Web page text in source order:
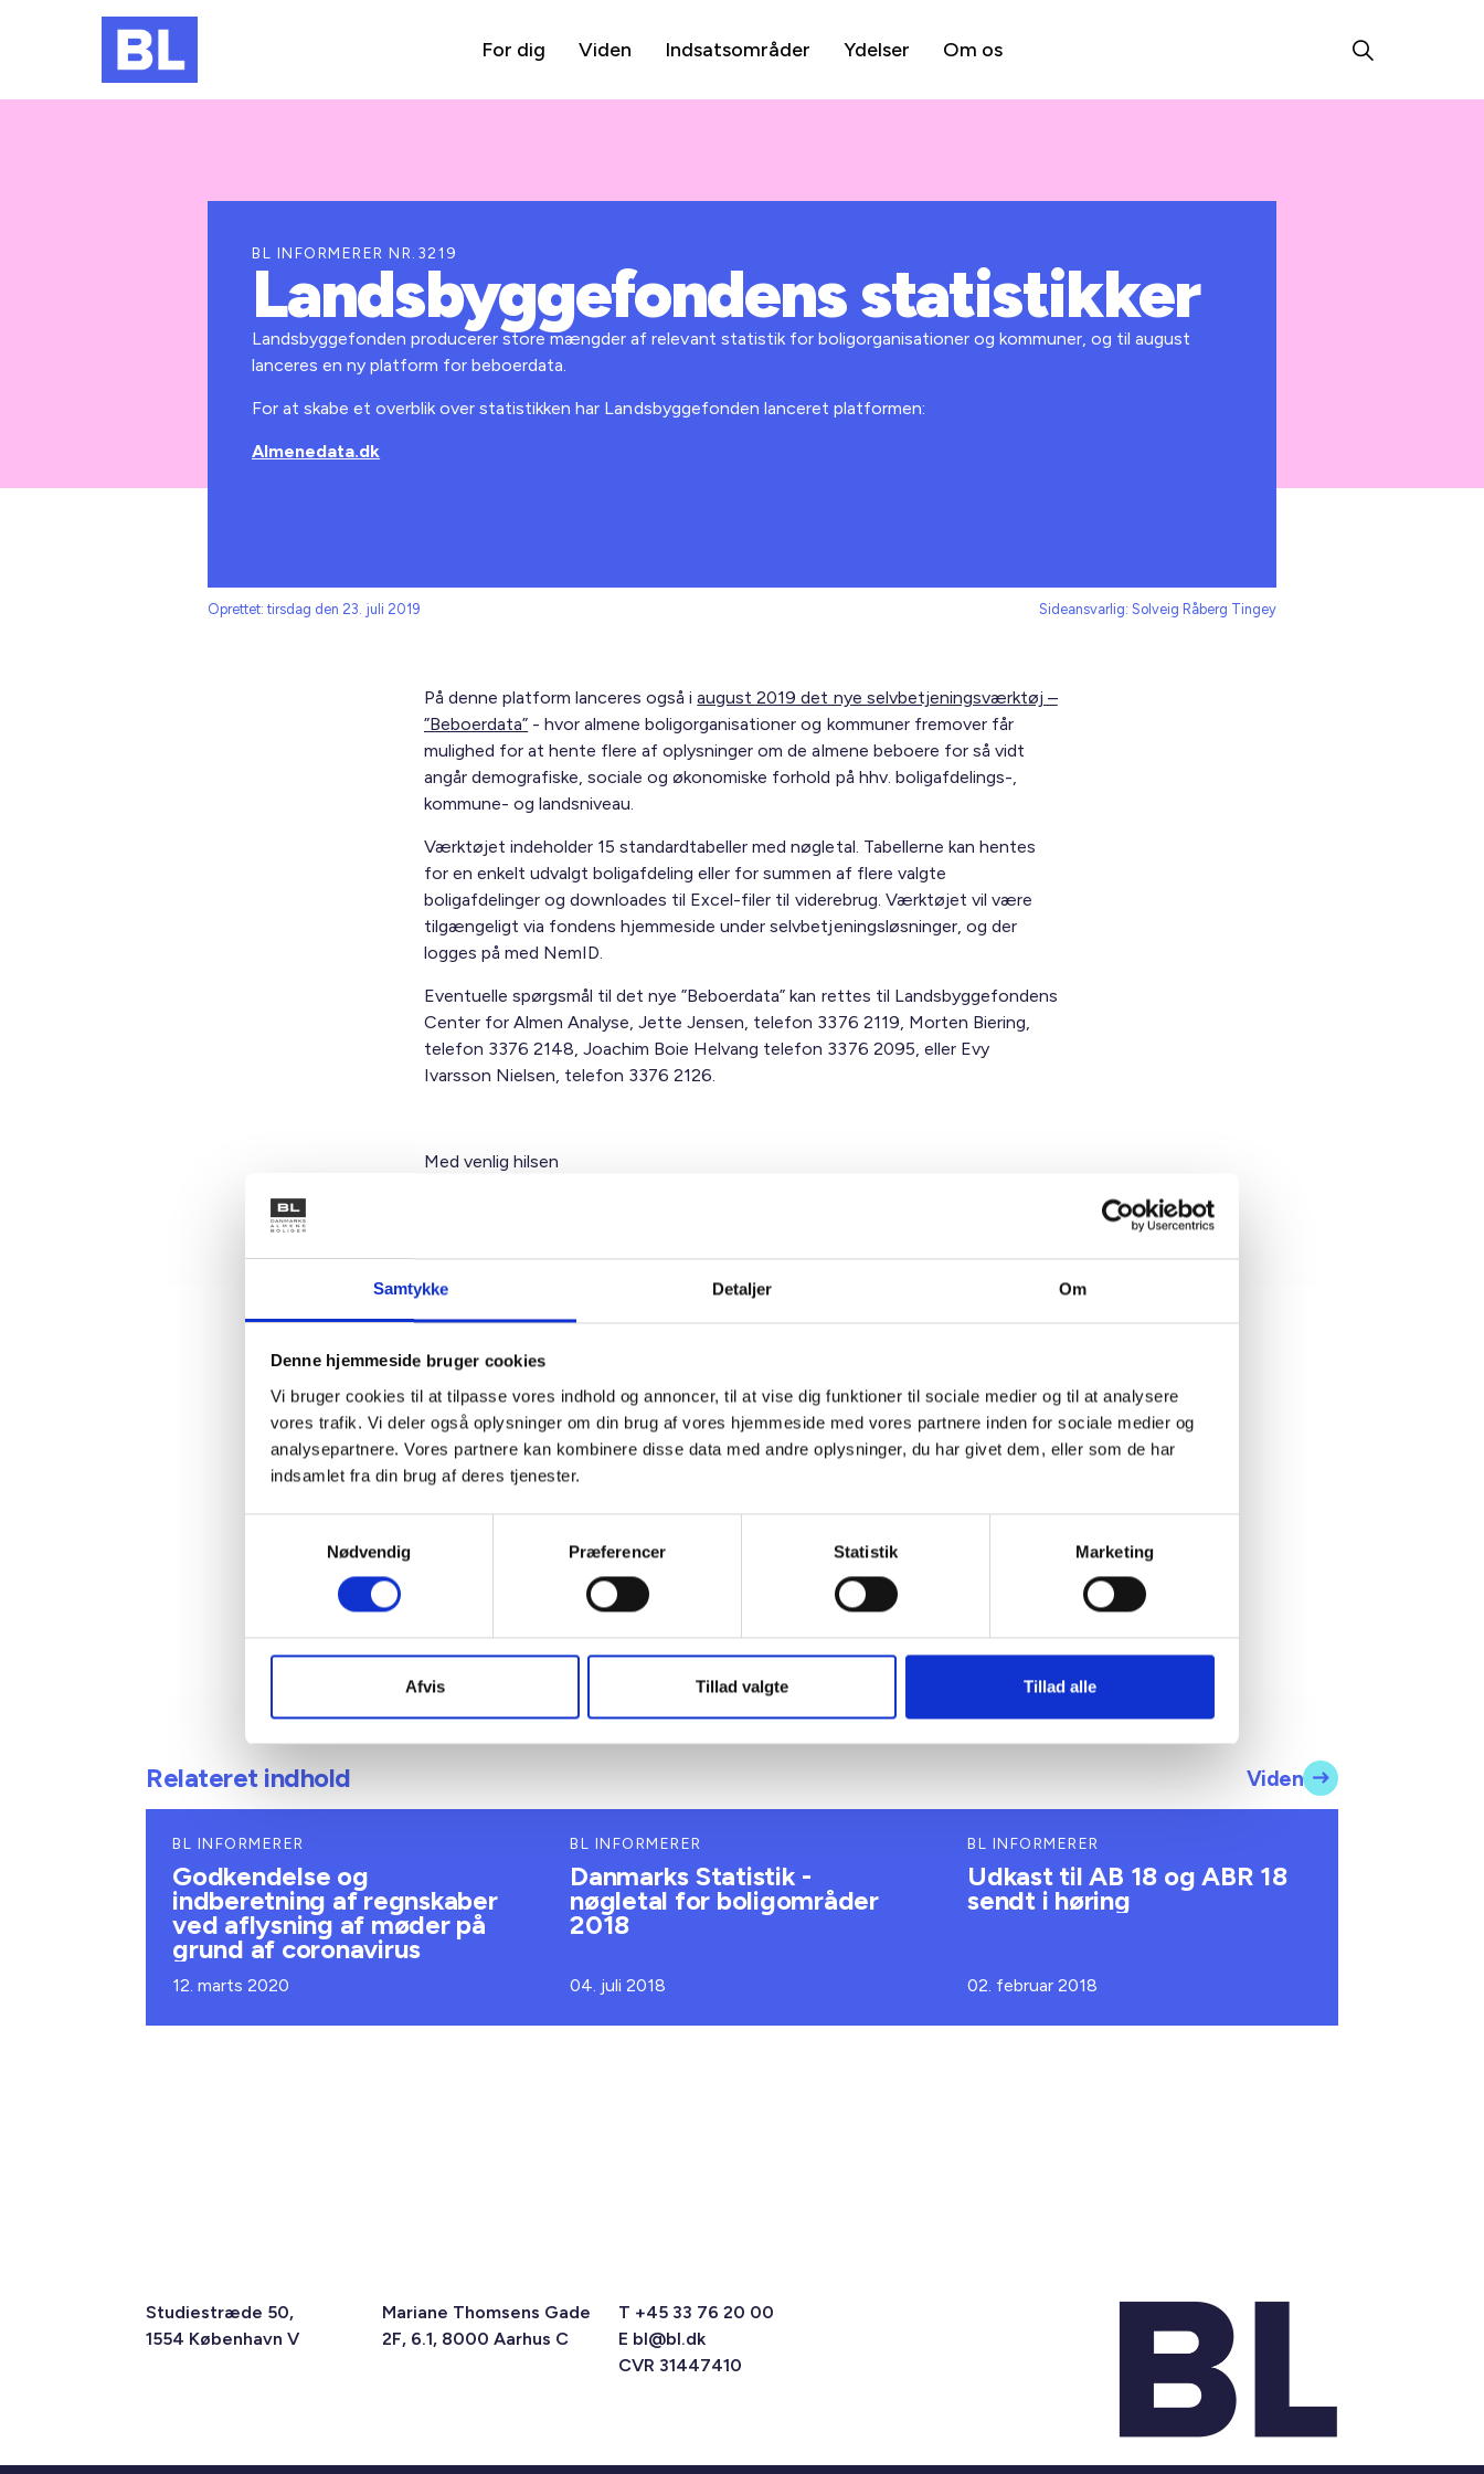
Samtykke Detaljer Om
Denne hjemmeside bruger cookies
Vi bruger cookies til at tilpasse vores indhold og annoncer, til at vise dig funktioner til sociale medier og til at analysere
vores trafik. Vi deler også oplysninger om din brug af vores hjemmeside med vores partnere inden for sociale medier og
analysepartnere. Vores partnere kan kombinere disse data med andre oplysninger, du har givet dem, eller som de har
indsamlet fra din brug af deres tjenester.
Nødvendig
Præferencer Statistik Marketing
Afvis Tillad valgte Tillad alle
For dig Viden Indsatsområder Ydelser Om os
BL INFORMERER NR.3219
Landsbyggefondens statistikker
Landsbyggefonden producerer store mængder af relevant statistik for boligorganisationer og kommuner, og til august
lanceres en ny platform for beboerdata.
For at skabe et overblik over statistikken har Landsbyggefonden lanceret platformen:
Almenedata.dk
Oprettet: tirsdag den 23. juli 2019 Sideansvarlig: Solveig Råberg Tingey
På denne platform lanceres også iaugust 2019 det nye selvbetjeningsværktøj –
”Beboerdata” - hvor almene boligorganisationer og kommuner fremover får
mulighed for at hente flere af oplysninger om de almene beboere for så vidt
angår demografiske, sociale og økonomiske forhold på hhv. boligafdelings-,
kommune- og landsniveau.
Værktøjet indeholder 15 standardtabeller med nøgletal. Tabellerne kan hentes
for en enkelt udvalgt boligafdeling eller for summen af flere valgte
boligafdelinger og downloades til Excel-filer til viderebrug. Værktøjet vil være
tilgængeligt via fondens hjemmeside under selvbetjeningsløsninger, og der
logges på med NemID.
Eventuelle spørgsmål til det nye ”Beboerdata” kan rettes til Landsbyggefondens
Center for Almen Analyse, Jette Jensen, telefon 3376 2119, Morten Biering,
telefon 3376 2148, Joachim Boie Helvang telefon 3376 2095, eller Evy
Ivarsson Nielsen, telefon 3376 2126.
Med venlig hilsen
Kontakt
Solveig Råberg
Tingey
Viceadministrerende direktør
Mail: srt@bl.dk
Bent Madsen
Adm. direktør
Relateret indhold Viden
BL INFORMERER
Godkendelse og
indberetning af regnskaber
ved aflysning af møder på
grund af coronavirus
12. marts 2020
BL INFORMERER
Danmarks Statistik -
nøgletal for boligområder
2018
04. juli 2018
BL INFORMERER
Udkast til AB 18 og ABR 18
sendt i høring
02. februar 2018
Studiestræde 50,
1554 København V
Mariane Thomsens Gade
2F, 6.1, 8000 Aarhus C
T +45 33 76 20 00
E bl@bl.dk
CVR 31447410